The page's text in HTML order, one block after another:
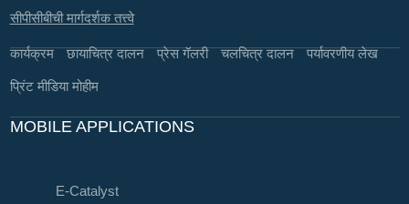
सीपीसीबीची मार्गदर्शक तत्त्वे
कार्यक्रम छायाचित्र दालन प्रेस गॅलरी चलचित्र दालन पर्यावरणीय लेख
प्रिंट मीडिया मोहीम
MOBILE APPLICATIONS
E-Catalyst